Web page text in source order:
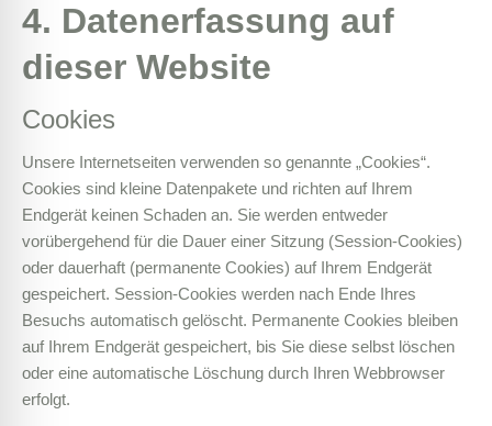
4. Datenerfassung auf
dieser Website
Cookies
Unsere Internetseiten verwenden so genannte „Cookies“.
Cookies sind kleine Datenpakete und richten auf Ihrem
Endgerät keinen Schaden an. Sie werden entweder
vorübergehend für die Dauer einer Sitzung (Session-Cookies)
oder dauerhaft (permanente Cookies) auf Ihrem Endgerät
gespeichert. Session-Cookies werden nach Ende Ihres
Besuchs automatisch gelöscht. Permanente Cookies bleiben
auf Ihrem Endgerät gespeichert, bis Sie diese selbst löschen
oder eine automatische Löschung durch Ihren Webbrowser
erfolgt.